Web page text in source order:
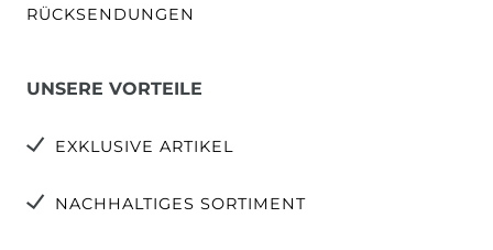
RÜCKSENDUNGEN
UNSERE VORTEILE
EXKLUSIVE ARTIKEL
NACHHALTIGES SORTIMENT